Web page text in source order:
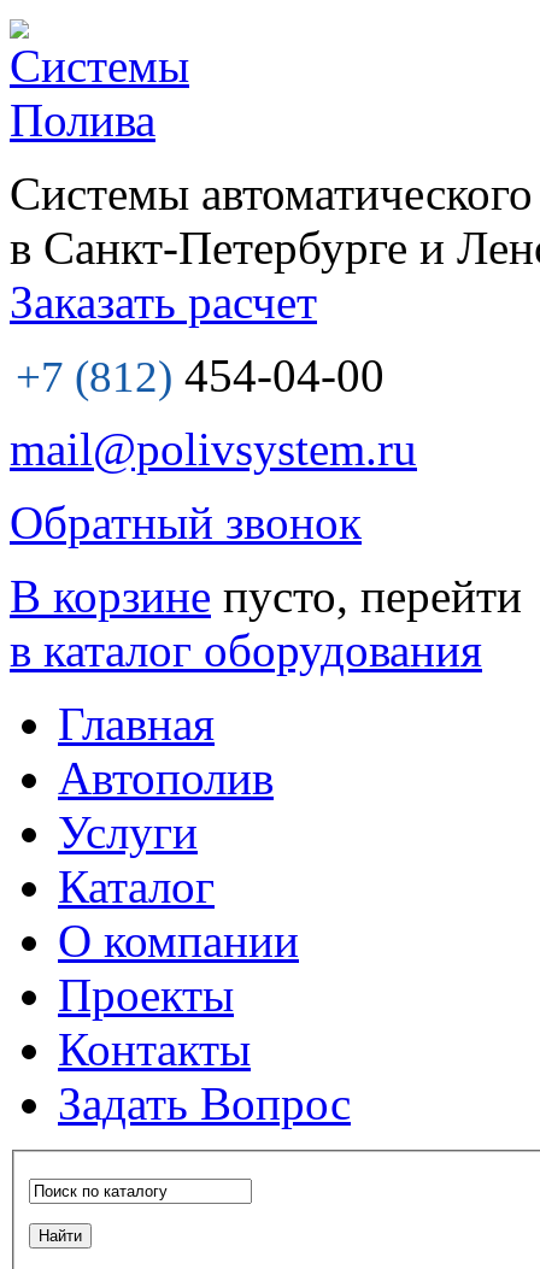
Системы
в Санкт-Петербурге и
Заказать расчет
+7 (812) 454-04-00
mail@polivsystem.ru
Обратный звонок
В корзине пусто, перейти
в каталог оборудования
Главная
Автополив
Услуги
Каталог
О компании
Проекты
Контакты
Задать Вопрос